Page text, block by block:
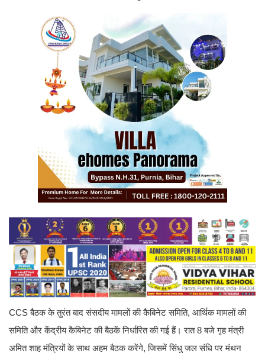
CCS बैठक के तुरंत बाद संसदीय मामलों की कैबिनेट समिति, आर्थिक मामलों की
समिति और केंद्रीय कैबिनेट की बैठकें निर्धारित की गई हैं। रात 8 बजे गृह मंत्री
अमित शाह मंत्रियों के साथ अहम बैठक करेंगे, जिसमें सिंधु जल संधि पर मंथन